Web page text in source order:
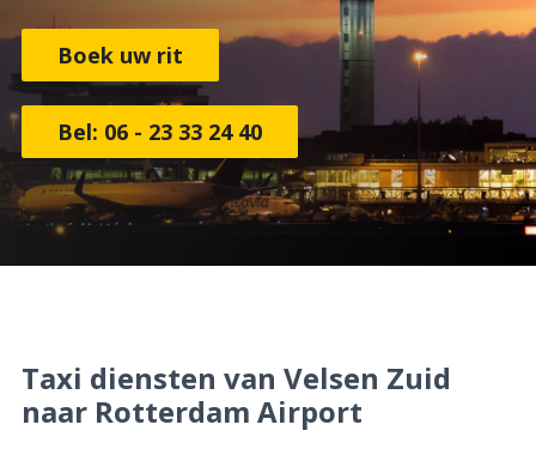
Boek uw rit
Bel: 06 - 23 33 24 40
Taxi diensten van Velsen Zuid
naar Rotterdam Airport